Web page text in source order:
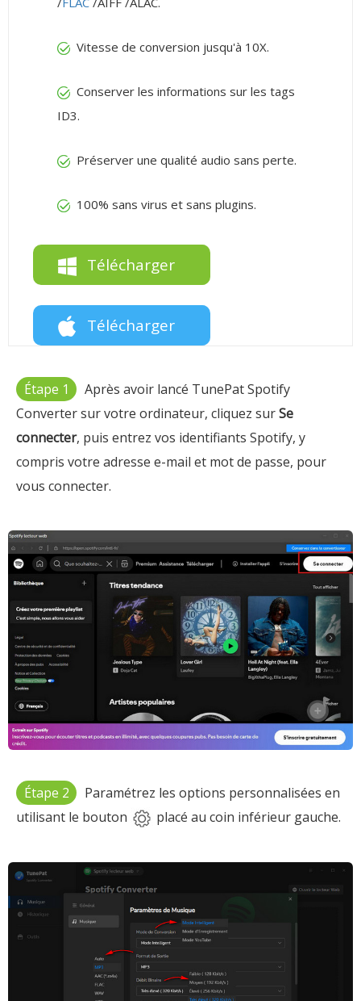
Vitesse de conversion jusqu'à 10X.
Conserver les informations sur les tags
ID3.
Préserver une qualité audio sans perte.
100% sans virus et sans plugins.
Télécharger
Télécharger
Étape 1
Après avoir lancé TunePat Spotify
Converter sur votre ordinateur, cliquez surSe
connecter, puis entrez vos identifiants Spotify, y
compris votre adresse e-mail et mot de passe, pour
vous connecter.
Étape 2
Paramétrez les options personnalisées en
utilisant le bouton
placé au coin inférieur gauche.